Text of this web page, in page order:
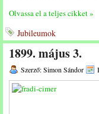
Olvassa el a teljes cikket »
Jubileumok
1899. május 3.
Szerző: Simon Sándor